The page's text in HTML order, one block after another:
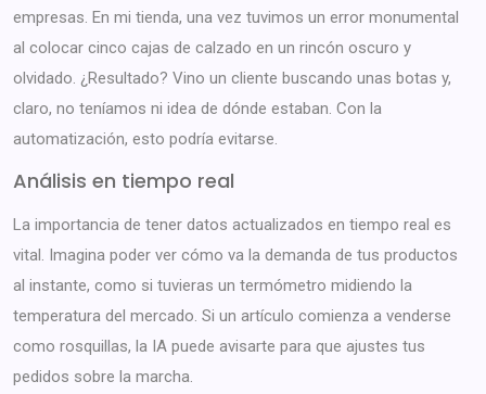
empresas. En mi tienda, una vez tuvimos un error monumental
al colocar cinco cajas de calzado en un rincón oscuro y
olvidado. ¿Resultado? Vino un cliente buscando unas botas y,
claro, no teníamos ni idea de dónde estaban. Con la
automatización, esto podría evitarse.
Análisis en tiempo real
La importancia de tener datos actualizados en tiempo real es
vital. Imagina poder ver cómo va la demanda de tus productos
al instante, como si tuvieras un termómetro midiendo la
temperatura del mercado. Si un artículo comienza a venderse
como rosquillas, la IA puede avisarte para que ajustes tus
pedidos sobre la marcha.